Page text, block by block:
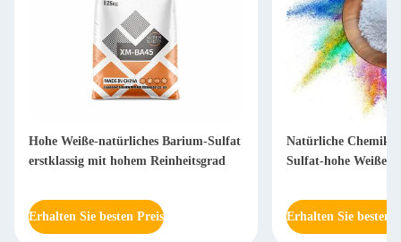
Hohe Weiße-natürliches Barium-Sulfat
erstklassig mit hohem Reinheitsgrad
Erhalten Sie besten Preis
Natürliche
Sulfat-hohe Weiße-
Erhalten Sie besten